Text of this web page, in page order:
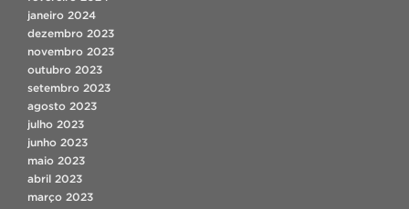
janeiro 2024
dezembro 2023
novembro 2023
outubro 2023
setembro 2023
agosto 2023
julho 2023
junho 2023
maio 2023
abril 2023
março 2023